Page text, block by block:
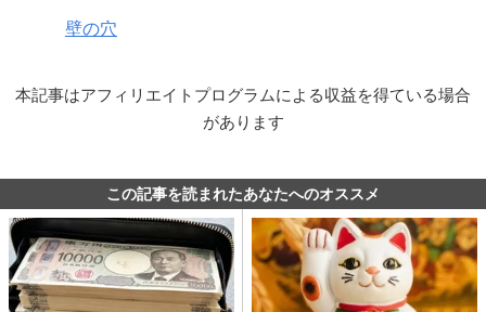
壁の穴
本記事はアフィリエイトプログラムによる収益を得ている場合
があります
この記事を読まれたあなたへのオススメ